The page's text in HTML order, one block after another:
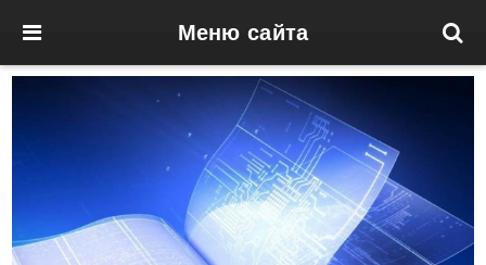
Меню сайта